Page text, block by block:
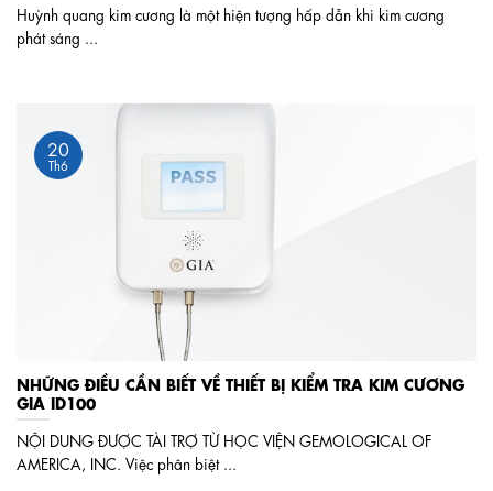
Huỳnh quang kim cương là một hiện tượng hấp dẫn khi kim cương
phát sáng ...
NHỮNG ĐIỀU CẦN BIẾT VỀ THIẾT BỊ KIỂM TRA KIM CƯƠNG
GIA ID100
NỘI DUNG ĐƯỢC TÀI TRỢ TỪ HỌC VIỆN GEMOLOGICAL OF
AMERICA, INC. Việc phân biệt ...
20
Th6